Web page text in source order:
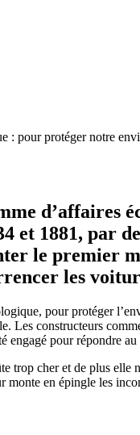
pour protéger notre
d’affaires
et 1881, par
le premier
les
pour protéger
Les constructeurs
engagé pour répondre
trop cher et de plus elle
monte en épingle les